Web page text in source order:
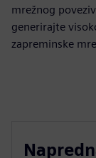
mrežnog
generirajte
zapreminske